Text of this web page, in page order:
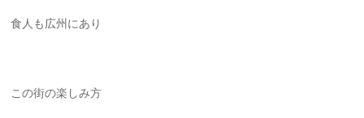
食人も広州にあり
この街の楽しみ方